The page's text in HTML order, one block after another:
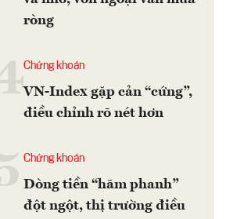
ròng
4Chứng khoán
VN-Index gặp cản “cứng”,
điều chỉnh rõ nét hơn
Chứng khoán
Dòng tiền “hãm phanh”
đột ngột, thị trường điều